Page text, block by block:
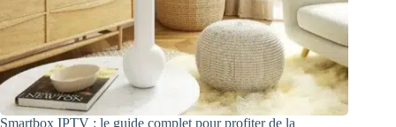
Smartbox IPTV : le guide complet pour profiter de la